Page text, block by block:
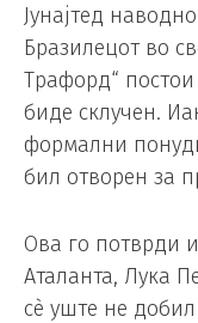
Јунајтед
Бразилецот во
Трафорд“
биде склучен.
формални
бил отворен за
Ова го потврди
Аталанта, Лука
сè уште не